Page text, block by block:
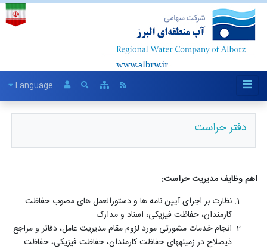
Language
دفتر حراست
اهم وظایف مدیریت حراست:
نظارت بر اجرای آیین­ نامه­ ها و دستورالعمل­ های مصوب حفاظت
کارمندان، حفاظت فیزیکی، اسناد و مدارک
انجام خدمات مشورتی مورد لزوم مقام مدیریت عامل، دفاتر و مراجع
ذیصلاح در زمینه­های حفاظت کارمندان، حفاظت فیزیکی، حفاظت